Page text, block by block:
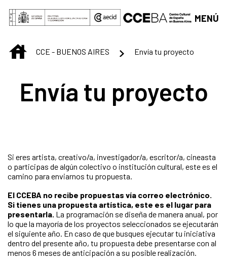
Saltar al contenido principal
MENÚ
INICIOCCE - BUENOS AIRES Envía tu proyecto
Envía tu proyecto
Si eres artista, creativo/a, investigador/a, escritor/a, cineasta
o participas de algún colectivo o institución cultural, este es el
camino para enviarnos tu propuesta.
El CCEBA no recibe propuestas vía correo electrónico.
Si tienes una propuesta artística, este es el lugar para
presentarla. La programación se diseña de manera anual, por
lo que la mayoría de los proyectos seleccionados se ejecutarán
el siguiente año. En caso de que busques ejecutar tu iniciativa
dentro del presente año, tu propuesta debe presentarse con al
menos 6 meses de anticipación a su posible realización.